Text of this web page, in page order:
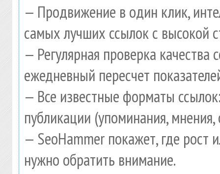
— Продвижение в один клик,
самых лучших ссылок с высокой
— Регулярная проверка
ежедневный пересчет
— Все известные форматы
публикации (упоминания,
— SeoHammer покажет, где рост
нужно обратить внимание.